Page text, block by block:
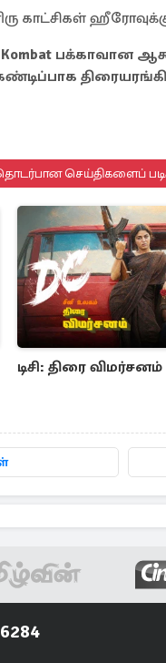
காட்சிகள்
பக்காவான
செய்திகளைப்
டிசி: திரை விமர்சனம்